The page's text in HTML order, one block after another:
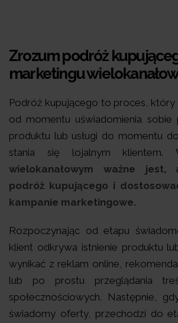
Zrozum podróż
marketingu
Podróż kupującego to proces,
od momentu uświadomienia sobie
produktu lub usługi do momentu
stania się lojalnym klientem.
wielokanałowym ważne jest,
podróż kupującego i
kampanie marketingowe.
Rozpoczynając od etapu
klient odkrywa istnienie produktu
wynikać z reklam online,
lub po prostu przeglądania
społecznościowych. Następnie,
świadomy oferty, przechodzi do